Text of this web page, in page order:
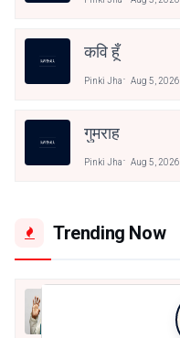
कवि हूँ
Pinki Jha Aug 5, 2026
गुमराह
Pinki Jha Aug 5, 2026
Trending Now
मैं शून्य पे सवार हूँ